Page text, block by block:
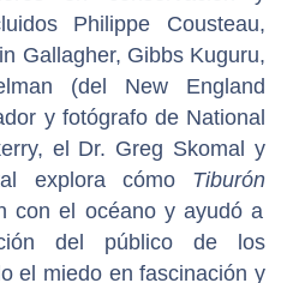
Philippe Cousteau,
Gallagher, Gibbs Kuguru,
(del New England
y fotógrafo de National
el Dr. Greg Skomal y
explora cómo Tiburón
con el océano y ayudó a
del público de los
el miedo en fascinación y